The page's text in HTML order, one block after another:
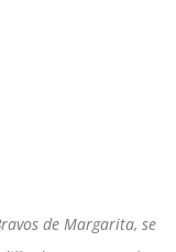
de Margarita, se